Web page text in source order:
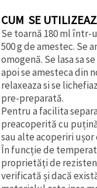
CUM SE
Se toarnă 180 ml într-
500 g de amestec. Se
omogenă. Se lasa sa
apoi se amesteca din
relaxeaza si se
pre-preparată.
Pentru a facilita
preacoperită cu
sau alte acoperiri
În funcție de
proprietăți de
verificată și dacă